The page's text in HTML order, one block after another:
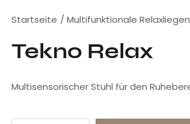
Startseite Multifunktionale Relaxliegen
Tekno Relax
Multisensorischer Stuhl für den